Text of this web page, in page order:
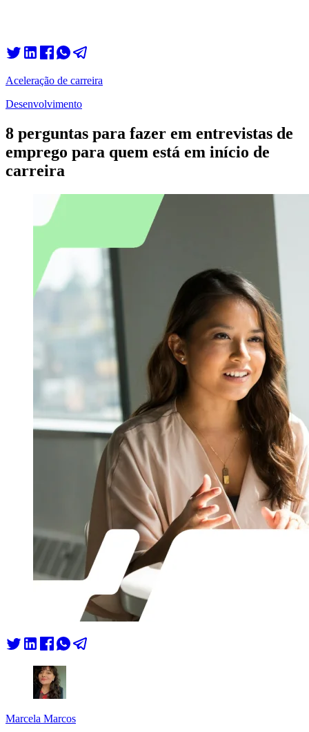
Aceleração de carreira
Desenvolvimento
8 perguntas para fazer em entrevistas de
emprego para quem está em início de
carreira
Marcela Marcos